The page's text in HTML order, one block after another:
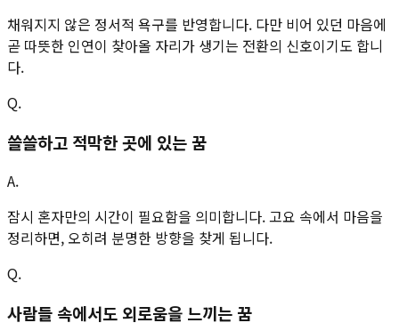
채워지지 않은 정서적 욕구를 반영합니다. 다만 비어 있던 마음에
곧 따뜻한 인연이 찾아올 자리가 생기는 전환의 신호이기도 합니
다.
Q.
쓸쓸하고 적막한 곳에 있는 꿈
A.
잠시 혼자만의 시간이 필요함을 의미합니다. 고요 속에서 마음을
정리하면, 오히려 분명한 방향을 찾게 됩니다.
Q.
사람들 속에서도 외로움을 느끼는 꿈